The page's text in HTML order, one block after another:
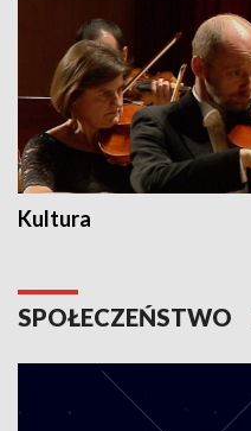
Kultura
SPOŁECZEŃSTWO